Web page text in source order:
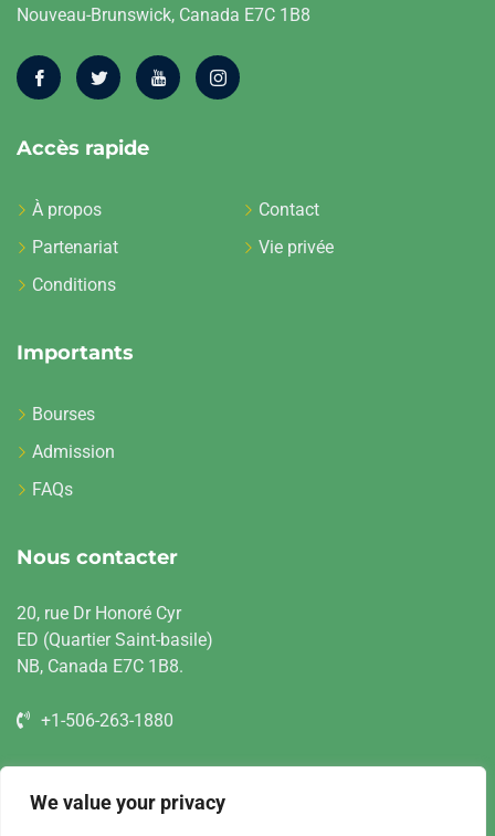
We value your privacy
Nouveau-Brunswick, Canada E7C 1B8
Accès rapide
À propos
Contact
Partenariat
Vie privée
Conditions
Importants
Bourses
Admission
FAQs
Nous contacter
20, rue Dr Honoré Cyr
ED (Quartier Saint-basile)
NB, Canada E7C 1B8.
+1-506-263-1880
scg.ciesacanada.ca